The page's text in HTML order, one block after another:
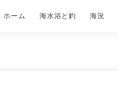
ホーム 海水浴と釣 海況